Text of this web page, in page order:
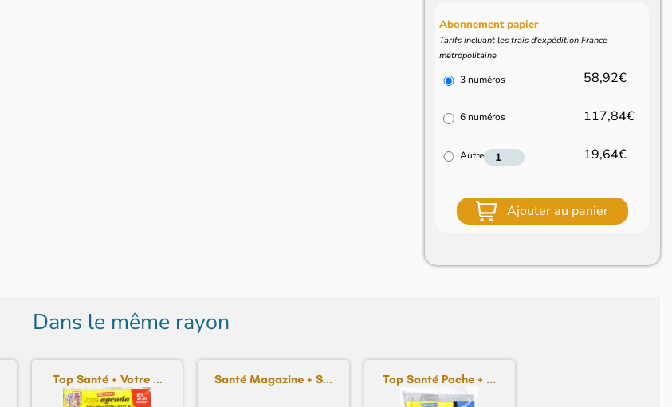
Abonnement papier
Tarifs incluant les frais d'expédition France
métropolitaine
3 numéros 58,92€
6 numéros 117,84€
Autre 19,64€
Ajouter au panier
Dans le même rayon
Top Santé + Votre ... Santé Magazine + S... Top Santé Poche + ...